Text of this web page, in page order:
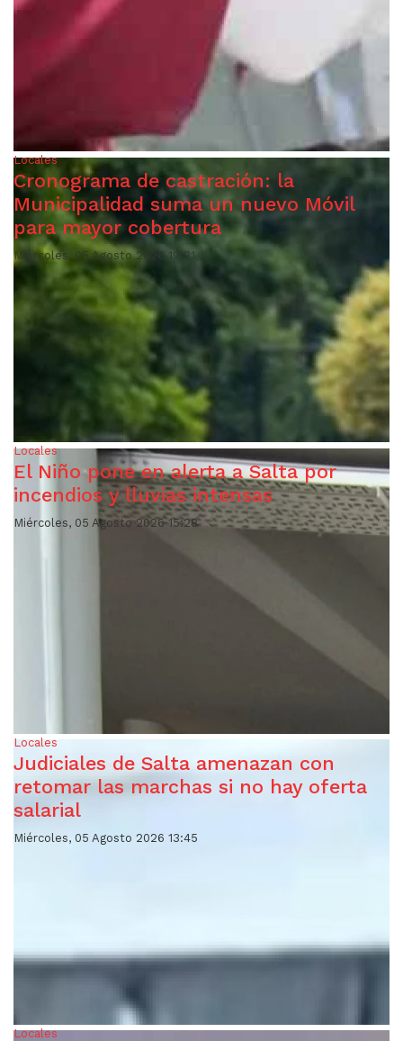
Locales
Cronograma de castración: la
Municipalidad suma un nuevo Móvil
para mayor cobertura
Miércoles, 05 Agosto 2026 19:21
Locales
El Niño pone en alerta a Salta por
incendios y lluvias intensas
Miércoles, 05 Agosto 2026 15:28
Locales
Judiciales de Salta amenazan con
retomar las marchas si no hay oferta
salarial
Miércoles, 05 Agosto 2026 13:45
Locales